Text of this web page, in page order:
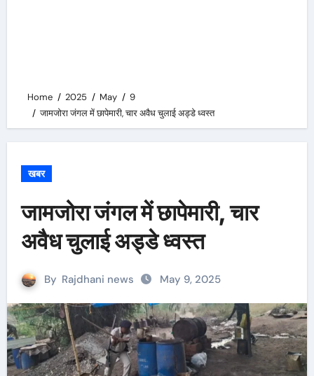
Home 2025 May
9
जामजोरा जंगल में छापेमारी, चार अवैध चुलाई अड्डे ध्वस्त
खबर
जामजोरा जंगल में छापेमारी, चार
अवैध चुलाई अड्डे ध्वस्त
By Rajdhani news May 9, 2025